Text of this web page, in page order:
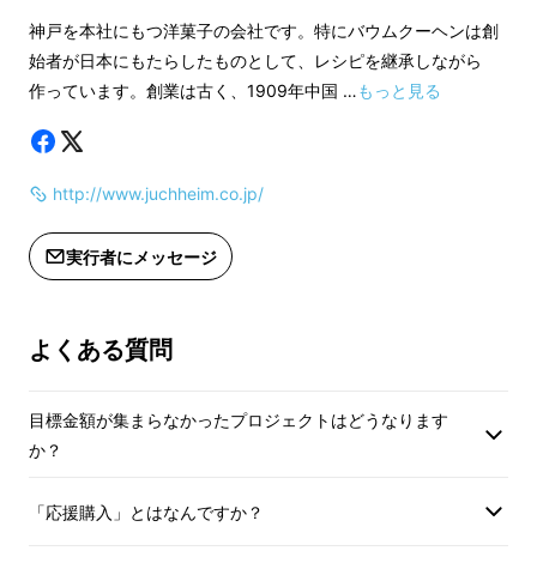
乳化剤などの余計な添加物は使わず、卵黄の乳
化性と卵白の気泡性のコントロールがバウム
クーヘンを作る極意。ふわふわの生地ができた
ルに移し、棒に生地をまとわせていきます。
ゆるーく泡立てた生クリームでドイツ
風、もしくはしぼり袋でデコレーショ
ンするのも楽しいです！
★トースターで温めてアイスといっ
カリカリ、あつあつのバウムクーヘン
に冷たいアイスを合わせて。
せて食べる！バターたっぷりのバウム
きの味わいです。
相性抜群です◎
○チョコレート菓
○バウムクーヘ
神戸を本社にもつ洋菓子の会社です。特にバウムクーヘンは創
始者が日本にもたらしたものとして、レシピを継承しながら
作っています。創業は古く、1909年中国 …もっと見る
http://www.juchheim.co.jp/
実行者にメッセージ
よくある質問
目標金額が集まらなかったプロジェクトはどうなります
か？
「応援購入」とはなんですか？